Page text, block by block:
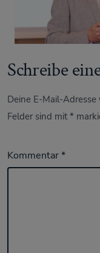
Schreibe
Deine E-Mail-
Felder sind mit*
Kommentar*